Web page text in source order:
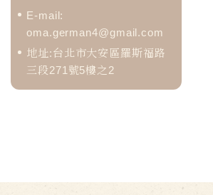
E-mail:
oma.german4@gmail.com
地址:台北市大安區羅斯福路
三段271號5樓之2